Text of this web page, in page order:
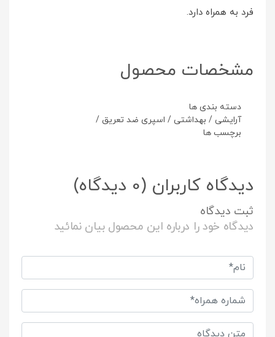
فرد به همراه دارد.
مشخصات محصول
دسته بندی ها
آرایشی / بهداشتی / اسپری ضد تعریق /
برچسب ها
دیدگاه کاربران (0 دیدگاه)
ثبت دیدگاه
دیدگاه خود را درباره این محصول بیان نمائید